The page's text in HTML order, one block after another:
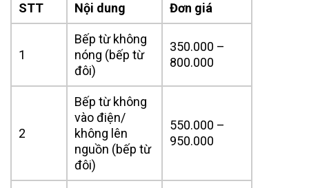
STT Nội dung Đơn giá
1
Bếp từ không
nóng (bếp từ
đôi)
350.000 –
800.000
2
Bếp từ không
vào điện/
không lên
nguồn (bếp từ
đôi)
550.000 –
950.000